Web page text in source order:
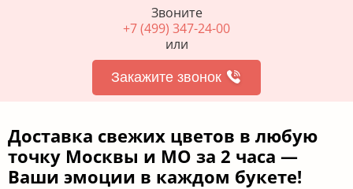
Звоните
+7 (499) 347-24-00
или
Закажите звонок
Доставка свежих цветов в любую
точку Москвы и МО за 2 часа —
Ваши эмоции в каждом букете!